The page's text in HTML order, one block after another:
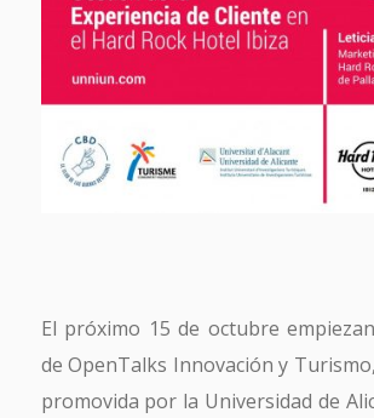
El próximo 15 de octubre
de OpenTalks Innovación y
promovida por la Universidad de